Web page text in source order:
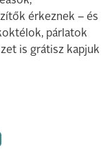
érkeznek – és
párlatok
is grátisz kapjuk